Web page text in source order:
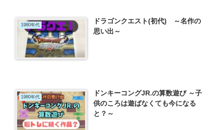
1980年代
ドラゴンクエスト(初代) ～名作の
思い出～
1980年代
ドンキーコングJR.の算数遊び ～子
供のころは遊ばなくても今になる
と？～